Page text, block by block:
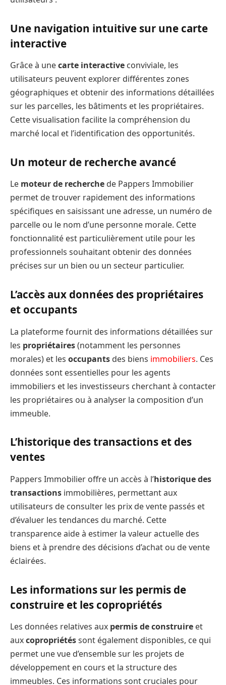
Une navigation intuitive sur une carte
interactive
Grâce à unecarte interactive conviviale, les
utilisateurs peuvent explorer différentes zones
géographiques et obtenir des informations détaillées
sur les parcelles, les bâtiments et les propriétaires.
Cette visualisation facilite la compréhension du
marché local et l’identification des opportunités.
Un moteur de recherche avancé
Le moteur de recherche de Pappers Immobilier
permet de trouver rapidement des informations
spécifiques en saisissant une adresse, un numéro de
parcelle ou le nom d’une personne morale. Cette
fonctionnalité est particulièrement utile pour les
professionnels souhaitant obtenir des données
précises sur un bien ou un secteur particulier.
L’accès aux données des propriétaires
et occupants
La plateforme fournit des informations détaillées sur
les propriétaires(notamment les personnes
morales) et les occupants des biens immobiliers. Ces
données sont essentielles pour les agents
immobiliers et les investisseurs cherchant à contacter
les propriétaires ou à analyser la composition d’un
immeuble.
L’historique des transactions et des
ventes
Pappers Immobilier offre un accès à l’historique des
transactions immobilières, permettant aux
utilisateurs de consulter les prix de vente passés et
d’évaluer les tendances du marché. Cette
transparence aide à estimer la valeur actuelle des
biens et à prendre des décisions d’achat ou de vente
éclairées.
Les informations sur les permis de
construire et les copropriétés
Les données relatives aux permis de construire et
auxcopropriétéssont également disponibles, ce qui
permet une vue d’ensemble sur les projets de
développement en cours et la structure des
immeubles. Ces informations sont cruciales pour